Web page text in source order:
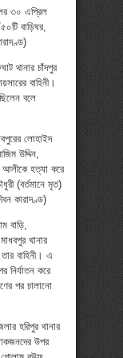
৩০ এপ্রিল
বাড়িঘর,
থানার চাঁদপুর
বাহিনী।
বলে
লোহাইদ
উদ্দিন,
হত্যা করে
(বর্তমানে মৃত)
কারাদণ্ড)
বাড়ি,
থানার
বাহিনী। এ
করে
পর চালানো
হরিপুর থানার
উপর